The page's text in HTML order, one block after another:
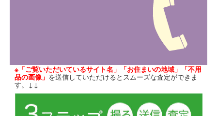
※「ご覧いただいているサイト名」「お住まいの地域」「不用
品の画像」 を送信していただけるとスムーズな査定ができま
す。↓↓